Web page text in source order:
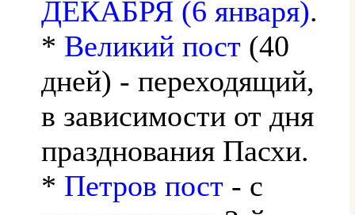
ДЕКАБРЯ (6 января).
* Великий пост (40
дней) - переходящий,
в зависимости от дня
празднования Пасхи.
* Петров пост - с